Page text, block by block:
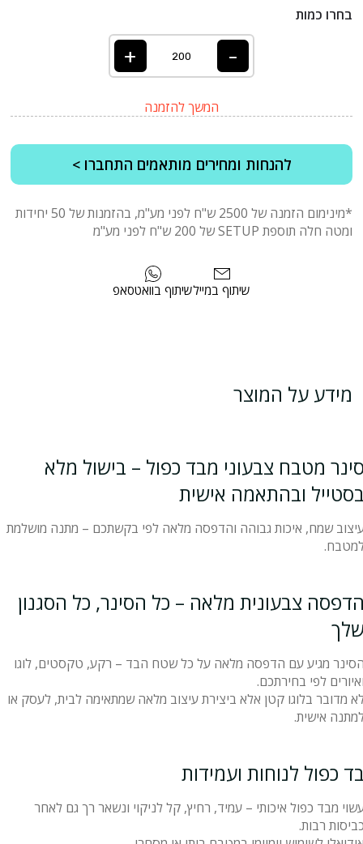
בחרו כמות
-
+
המשך להזמנה
להנחות ומחירים מותאמים התחברו >
*מינימום הזמנה של 2500 ש"ח לפני מע"מ, בהזמנות של 50 יחידות
ומטה חלה תוספת SETUP של 200 ש"ח לפני מע"מ
שיתוף בוואטסאפשיתוף במייל
מידע על המוצר
מטבח צבעוני מבד כפול – בישול מלא
ובהתאמה אישית
שמח, איכות גבוהה והדפסה מלאה לפי בקשתכם – מתנה מושלמת
צבעונית מלאה – כל הסינר, כל הסגנון
מגיע עם הדפסה מלאה על כל שטח הבד – רקע, טקסטים, לוגו
לפי בחירתכם.
מדובר בלוגו קטן אלא ביצירת עיצוב מלאה שמתאימה לבית, לעסק או
אישית.
כפול לנוחות ועמידות
מבד כפול איכותי – עמיד, רחיץ, קל לניקוי ונשאר רך גם לאחר
רבות.